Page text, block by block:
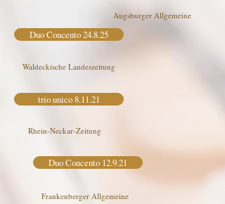
Augsburger Allgemeine
Duo Concento 24.8.25
Waldeckische Landeszeitung
trio unico 8.11.21
Rhein-Neckar-Zeitung
Duo Concento 12.9.21
Frankenberger Allgemeine